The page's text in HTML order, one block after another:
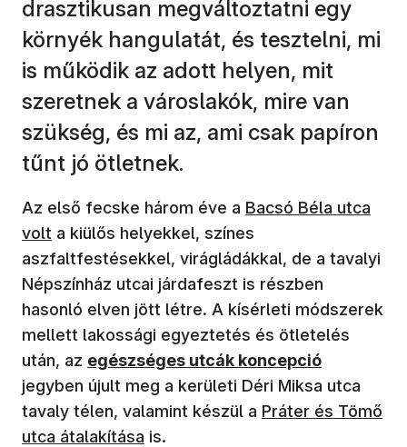
drasztikusan megváltoztatni egy
környék hangulatát, és tesztelni, mi
is működik az adott helyen, mit
szeretnek a városlakók, mire van
szükség, és mi az, ami csak papíron
tűnt jó ötletnek.
Az első fecske három éve a (új ablakban nyílik
Bacsó Béla utca
volt a kiülős helyekkel, színes
aszfaltfestésekkel, virágládákkal, de a tavalyi
Népszínház utcai járdafeszt is részben
hasonló elven jött létre. A kísérleti módszerek
mellett lakossági egyeztetés és ötletelés
után, az (új ablakban nyílik meg)
egészséges utcák koncepció
jegyben újult meg a kerületi Déri Miksa utca
tavaly télen, valamint készül a Práter és Tömő
utca átalakítása is.